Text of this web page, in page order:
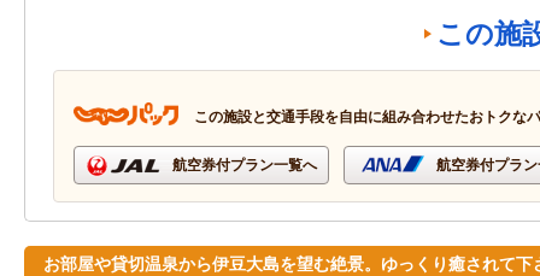
この施
この施設と交通手段を自由に組み合わせたおトクな
航空券付プラン一覧へ 航空券付プラ
お部屋や貸切温泉から伊豆大島を望む絶景。ゆっくり癒されて下